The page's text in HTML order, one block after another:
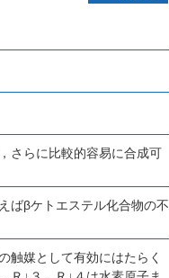
さらに比較的容易に合成可
ばβケトエステル化合物の不
触媒として有効にはたらく